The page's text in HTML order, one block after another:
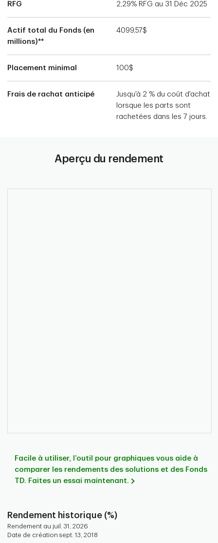
RFG 2,29% RFG au 31 Déc 2025
Actif total du Fonds (en
millions)**
4099,57$
Placement minimal 100$
Frais de rachat anticipé
Jusqu'à 2 % du coût d'achat
lorsque les parts sont
rachetées dans les 7 jours.
Aperçu du rendement
Facile à utiliser, l’outil pour graphiques vous aide à
comparer les rendements des solutions et des Fonds
TD. Faites un essai maintenant.
Rendement historique (%)
Rendement au juil. 31, 2026
Date de création sept. 13, 2018